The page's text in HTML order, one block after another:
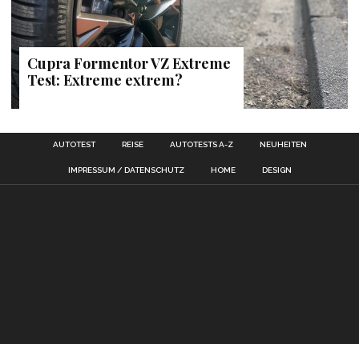
Cupra Formentor VZ Extreme
Test: Extreme extrem?
AUTOTEST REISE AUTOTESTS A-Z NEUHEITEN
IMPRESSUM / DATENSCHUTZ HOME DESIGN